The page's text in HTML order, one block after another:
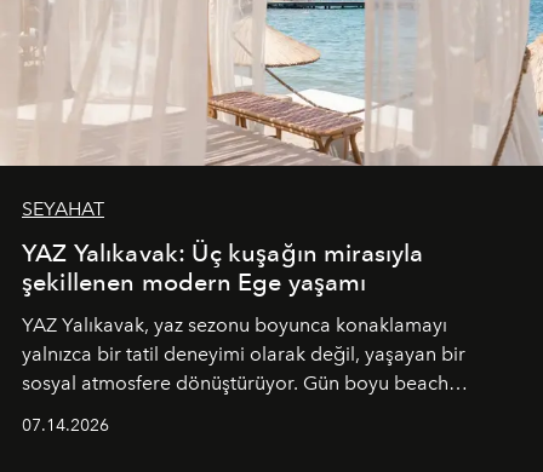
SEYAHAT
YAZ Yalıkavak: Üç kuşağın mirasıyla
şekillenen modern Ege yaşamı
YAZ Yalıkavak, yaz sezonu boyunca konaklamayı
yalnızca bir tatil deneyimi olarak değil, yaşayan bir
sosyal atmosfere dönüştürüyor. Gün boyu beach
07.14.2026